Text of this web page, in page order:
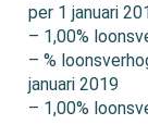
per 1 januari
– 1,00%
– %
januari 2019
– 1,00%